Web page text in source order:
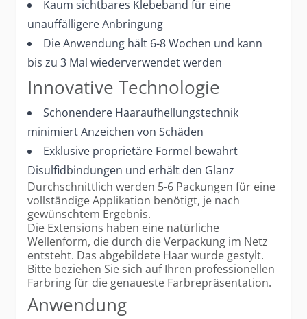
Kaum sichtbares Klebeband für eine
unauffälligere Anbringung
Die Anwendung hält 6-8 Wochen und kann
bis zu 3 Mal wiederverwendet werden
Innovative Technologie
Schonendere Haaraufhellungstechnik
minimiert Anzeichen von Schäden
Exklusive proprietäre Formel bewahrt
Disulfidbindungen und erhält den Glanz
Durchschnittlich werden 5-6 Packungen für eine
vollständige Applikation benötigt, je nach
gewünschtem Ergebnis.
Die Extensions haben eine natürliche
Wellenform, die durch die Verpackung im Netz
entsteht. Das abgebildete Haar wurde gestylt.
Bitte beziehen Sie sich auf Ihren professionellen
Farbring für die genaueste Farbrepräsentation.
Anwendung